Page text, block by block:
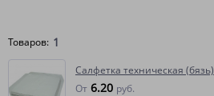
Товаров: 1
Салфетка техническая (бязь)
От 6.20 руб.